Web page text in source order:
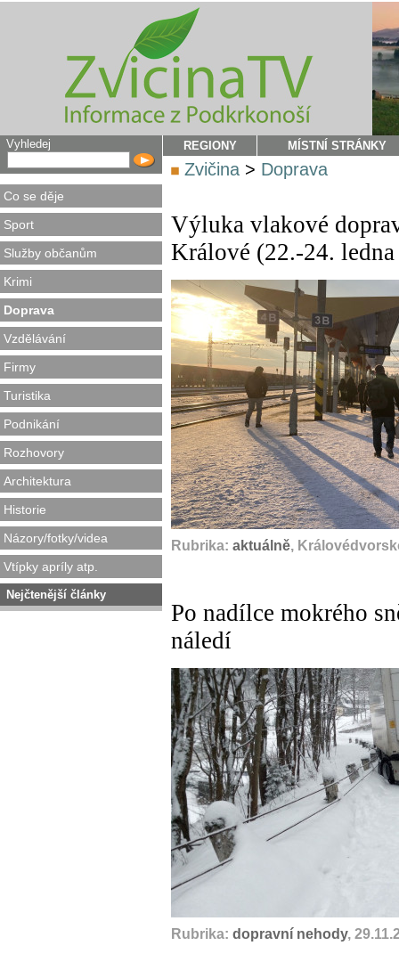
Vyhledej
Co se děje
Sport
Služby občanům
Krimi
Doprava
Vzdělávání
Firmy
Turistika
Podnikání
Rozhovory
Architektura
Historie
Názory/fotky/videa
Vtípky apríly atp.
Nejčtenější články
REGIONY MÍSTNÍ STRÁNKY
Zvičina > Doprava
Výluka vlakové
Králové (22.-24.
Rubrika: aktuálně,
Po nadílce mokrého
náledí
Rubrika: dopravní nehody,